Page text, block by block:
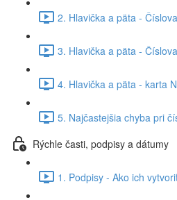
2. Hlavička a päta -
3. Hlavička a päta -
4. Hlavička a päta - karta
5. Najčastejšia chyba pri
Rýchle časti, podpisy a dátumy
1. Podpisy - Ako ich